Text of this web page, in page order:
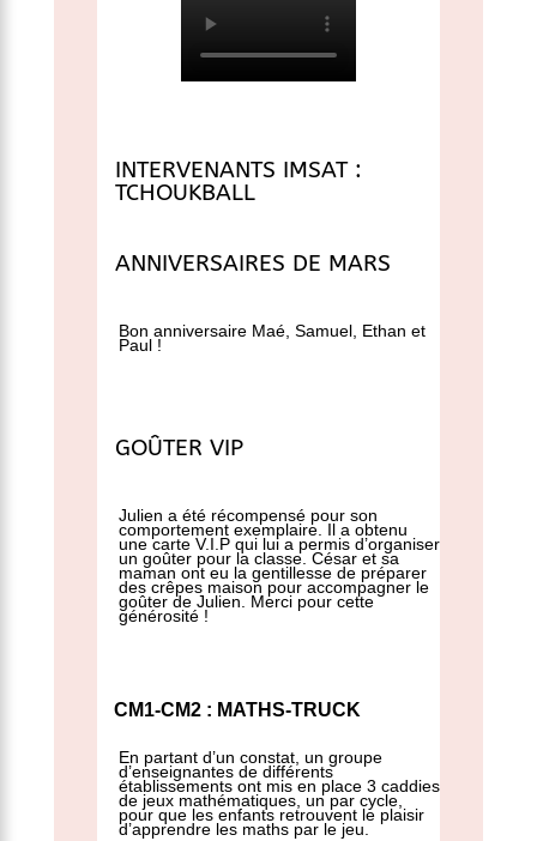
INTERVENANTS IMSAT :
TCHOUKBALL
ANNIVERSAIRES DE MARS
Bon anniversaire Maé, Samuel, Ethan et
Paul !
GOÛTER VIP
Julien a été récompensé pour son
comportement exemplaire. Il a obtenu
une carte V.I.P qui lui a permis d’organiser
un goûter pour la classe. César et sa
maman ont eu la gentillesse de préparer
des crêpes maison pour accompagner le
goûter de Julien. Merci pour cette
générosité !
CM1-CM2 : MATHS-TRUCK
En partant d’un constat, un groupe
d’enseignantes de différents
établissements ont mis en place 3 caddies
de jeux mathématiques, un par cycle,
pour que les enfants retrouvent le plaisir
d’apprendre les maths par le jeu.